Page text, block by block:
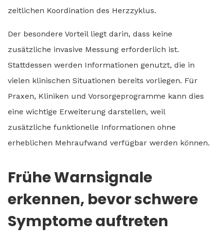
zeitlichen Koordination des Herzzyklus.
Der besondere Vorteil liegt darin, dass keine
zusätzliche invasive Messung erforderlich ist.
Stattdessen werden Informationen genutzt, die in
vielen klinischen Situationen bereits vorliegen. Für
Praxen, Kliniken und Vorsorgeprogramme kann dies
eine wichtige Erweiterung darstellen, weil
zusätzliche funktionelle Informationen ohne
erheblichen Mehraufwand verfügbar werden können.
Frühe Warnsignale
erkennen, bevor schwere
Symptome auftreten